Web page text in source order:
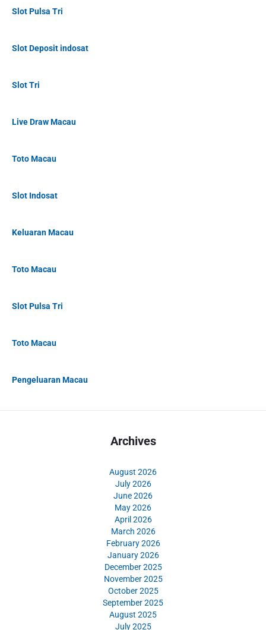
Slot Pulsa Tri
Slot Deposit indosat
Slot Tri
Live Draw Macau
Toto Macau
Slot Indosat
Keluaran Macau
Toto Macau
Slot Pulsa Tri
Toto Macau
Pengeluaran Macau
Archives
August 2026
July 2026
June 2026
May 2026
April 2026
March 2026
February 2026
January 2026
December 2025
November 2025
October 2025
September 2025
August 2025
July 2025